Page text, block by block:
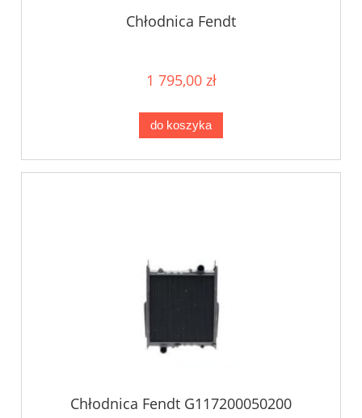
Chłodnica Fendt
1 795,00 zł
do koszyka
Chłodnica Fendt G117200050200